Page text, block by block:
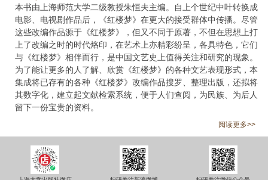
本书由上海师范大学二级教授朱恒夫主编。自上个世纪中叶转换成
电影、电视剧作品后，《红楼梦》在更大的接受群体中传播。尽管
这些改编作品源于《红楼梦》，但又不同于原著，不但在思想上打
上了改编之时的时代烙印，在艺术上亦精彩纷呈，各具特色，它们
与《红楼梦》相伴而行，是中国文艺史上值得关注和研究的现象。
为了能让更多的人了解、欣赏《红楼梦》的各种文艺表现形式，本
集成将已存有的各种《红楼梦》改编作品搜罗、整理出版，还拟将
其数字化，建立起文献检索系统，便于人们查阅，为民族、为后人
留下一份宝贵的资料。
阅读更多>>